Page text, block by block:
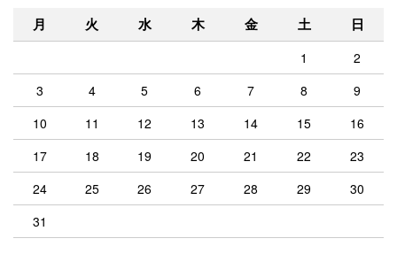
月 火 水 木 金 土 日
1
2
3
4 5 6 7 8
9
10
11 12 13 14 15
16
17
18 19 20 21 22
23
24
25 26 27 28 29
30
31